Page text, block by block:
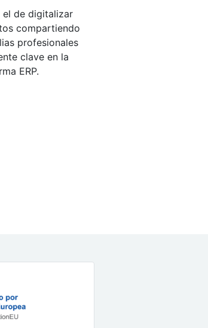
el de digitalizar
compartiendo
profesionales
clave en la
ERP.